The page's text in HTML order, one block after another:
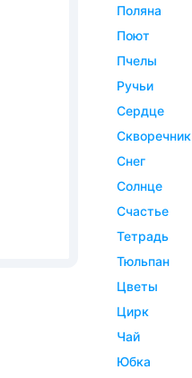
поляна
поют
пчелы
ручьи
сердце
скворечник
снег
солнце
счастье
тетрадь
тюльпан
цветы
цирк
чай
юбка